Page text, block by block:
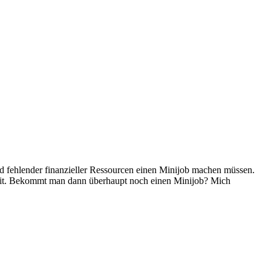
finanzieller Ressourcen einen Minijob machen müssen.
Bekommt man dann überhaupt noch einen Minijob? Mich